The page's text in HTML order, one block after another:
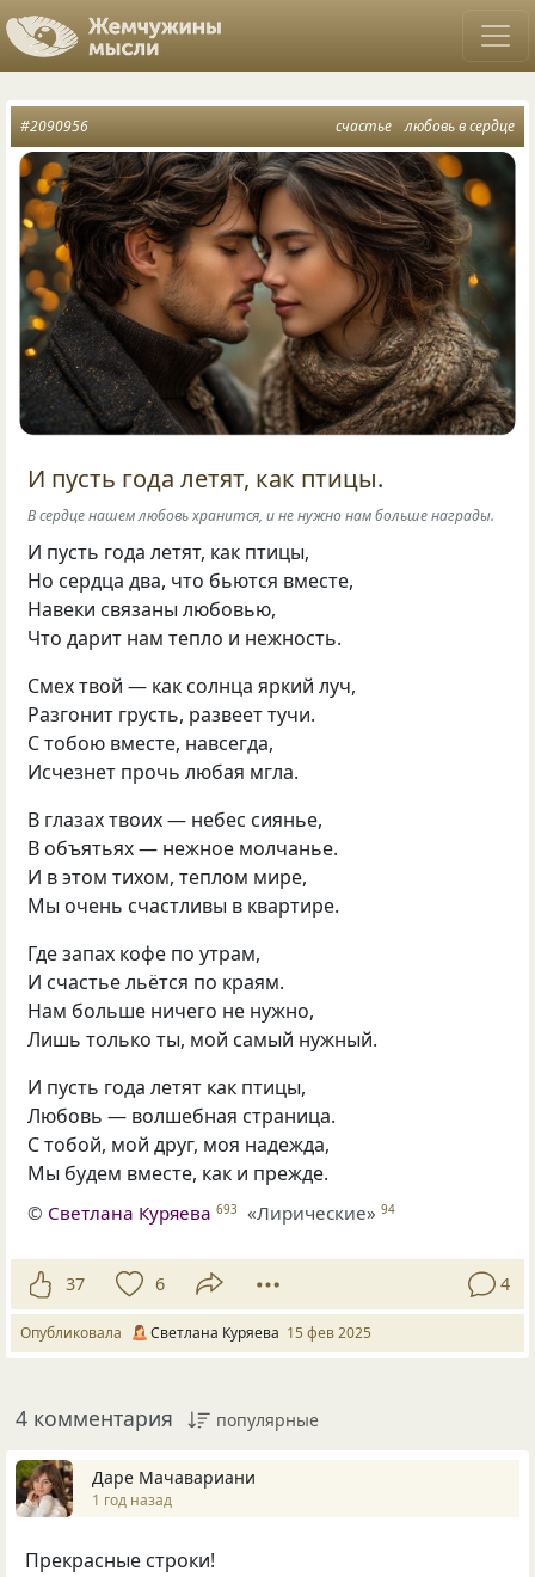
счастье любовь в сердце
#2090956
И пусть года летят, как птицы.
В сердце нашем любовь хранится, и не нужно нам больше награды.
И пусть года летят, как птицы,
Но сердца два, что бьются вместе,
Навеки связаны любовью,
Что дарит нам тепло и нежность.
Смех твой — как солнца яркий луч,
Разгонит грусть, развеет тучи.
С тобою вместе, навсегда,
Исчезнет прочь любая мгла.
В глазах твоих — небес сиянье,
В объятьях — нежное молчанье.
И в этом тихом, теплом мире,
Мы очень счастливы в квартире.
Где запах кофе по утрам,
И счастье льётся по краям.
Нам больше ничего не нужно,
Лишь только ты, мой самый нужный.
И пусть года летят как птицы,
Любовь — волшебная страница.
С тобой, мой друг, моя надежда,
Мы будем вместе, как и прежде.
© Светлана Куряева 693 «Лирические» 94
37 6 4
Опубликовала Светлана Куряева 15 фев 2025
4 комментария популярные
Даре Мачавариани
1 год назад
Прекрасные строки!